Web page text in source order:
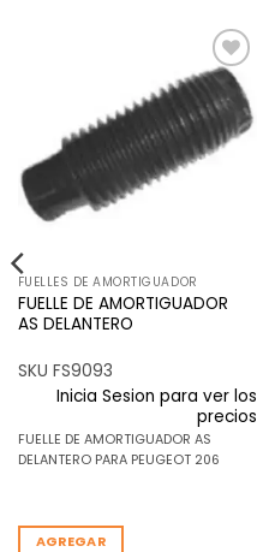
Añadir
a la
lista de
deseos
FUELLES DE AMORTIGUADOR
FUELLE DE AMORTIGUADOR
AS DELANTERO
SKU FS9093
Inicia Sesion para ver los
precios
FUELLE DE AMORTIGUADOR AS
DELANTERO PARA PEUGEOT 206
AGREGAR